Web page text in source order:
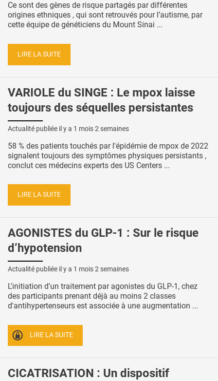
Ce sont des gènes de risque partagés par différentes
origines ethniques , qui sont retrouvés pour l’autisme, par
cette équipe de généticiens du Mount Sinai ...
LIRE LA SUITE
VARIOLE du SINGE : Le mpox laisse
toujours des séquelles persistantes
Actualité publiée il y a 1 mois 2 semaines
58 % des patients touchés par l'épidémie de mpox de 2022
signalent toujours des symptômes physiques persistants ,
conclut ces médecins experts des US Centers ...
LIRE LA SUITE
AGONISTES du GLP-1 : Sur le risque
d’hypotension
Actualité publiée il y a 1 mois 2 semaines
L'initiation d'un traitement par agonistes du GLP-1, chez
des participants prenant déjà au moins 2 classes
d'antihypertenseurs est associée à une augmentation ...
LIRE LA SUITE
CICATRISATION : Un dispositif